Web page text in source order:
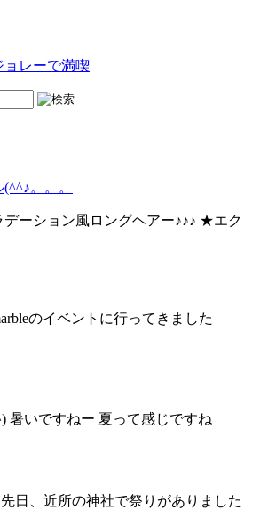
ョレーで満喫
。。。
デーション風ロングヘアー♪♪♪ ★エク
のイベントに行ってきました
暑いですねー 夏って感じですね
日、近所の神社で祭りがありました